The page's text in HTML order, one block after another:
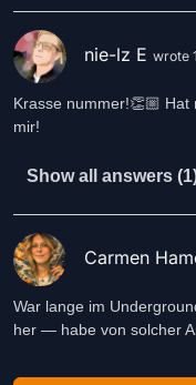
nie-lz E wrote
Krasse nummer!👏🏼 Hat
mir!
Show all answers
Carmen
War lange im
her — habe von solcher